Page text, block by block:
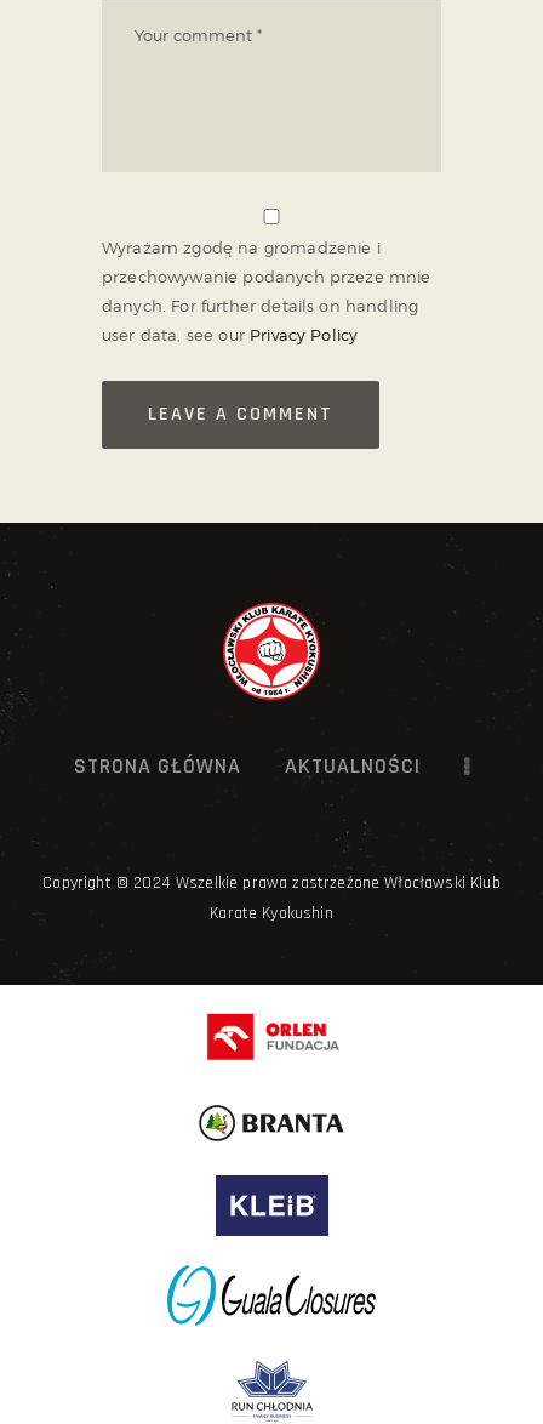
Wyrażam zgodę na gromadzenie i
przechowywanie podanych przeze mnie
danych. For further details on handling
user data, see our Privacy Policy
STRONA GŁÓWNA AKTUALNOŚCI
Copyright © 2024 Wszelkie prawa zastrzeżone Włocławski Klub
Karate Kyokushin